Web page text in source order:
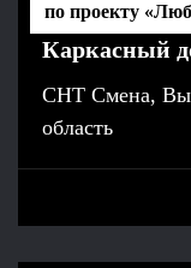
Каркасный
СНТ Смена,
область
по проекту